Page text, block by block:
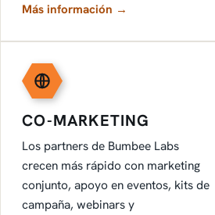
Más información →
CO-MARKETING
Los partners de Bumbee Labs
crecen más rápido con marketing
conjunto, apoyo en eventos, kits de
campaña, webinars y